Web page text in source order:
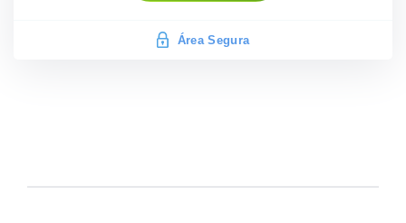
Área Segura